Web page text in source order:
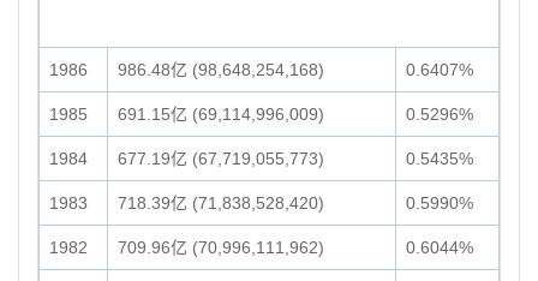
1986 986.48亿 (98,648,254,168) 0.6407%
1985 691.15亿 (69,114,996,009) 0.5296%
1984 677.19亿 (67,719,055,773) 0.5435%
1983 718.39亿 (71,838,528,420) 0.5990%
1982 709.96亿 (70,996,111,962) 0.6044%